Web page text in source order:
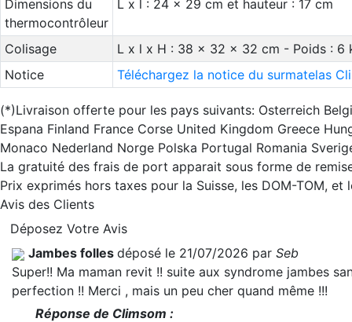
Dimensions du
thermocontrôleur
L x l : 24 x 29 cm et hauteur : 17 cm
Colisage
L x l x H : 38 x 32 x 32 cm - Poids : 6
Notice
Téléchargez la notice du surmatelas
(*)Livraison offerte pour les pays suivants: Osterreich
Espana Finland France Corse United Kingdom Greece
Monaco Nederland Norge Polska Portugal Romania
La gratuité des frais de port apparait sous forme de
Prix exprimés hors taxes pour la Suisse, les DOM-TOM,
Avis des Clients
Déposez Votre Avis
Jambes folles déposé le 21/07/2026 par Seb
Super!! Ma maman revit !! suite aux syndrome jambes
perfection !! Merci , mais un peu cher quand même !!!
Réponse de Climsom :